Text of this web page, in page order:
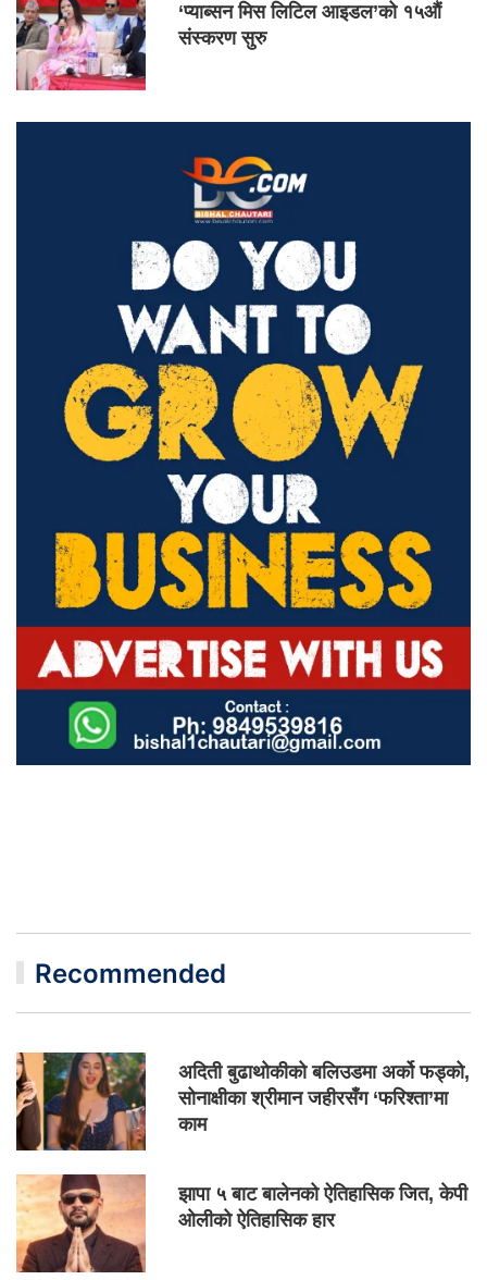
‘प्याब्सन मिस लिटिल आइडल’को १५औं
संस्करण सुरु
Recommended
अदिती बुढाथोकीको बलिउडमा अर्को फड्को,
सोनाक्षीका श्रीमान जहीरसँग ‘फरिश्ता’मा
काम
झापा ५ बाट बालेनको ऐतिहासिक जित, केपी
ओलीको ऐतिहासिक हार